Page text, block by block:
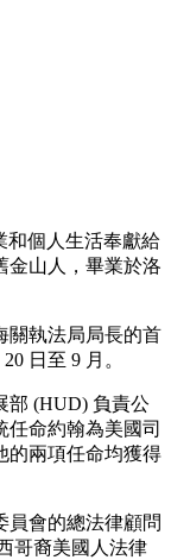
和個人生活奉獻給
金山人，畢業於洛
關執法局局長的首
日至 9 月。
部 (HUD) 負責公
命約翰為美國司
的兩項任命均獲得
員會的總法律顧問
哥裔美國人法律